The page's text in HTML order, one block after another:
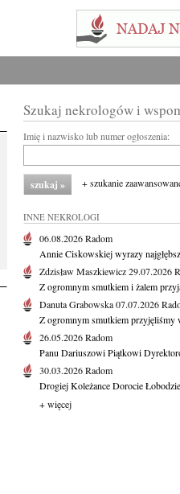
Szukaj nekrologów i
Imię i nazwisko lub numer ogłoszenia:
+ szukanie
INNE NEKROLOGI
06.08.2026Radom
Annie Ciskowskiej wyrazy
Zdzisław Maszkiewicz29.07.2026
Z ogromnym smutkiem i żalem
Danuta Grabowska07.07.2026
Z ogromnym smutkiem przyjęliśmy
26.05.2026Radom
Panu Dariuszowi Piątkowi
30.03.2026Radom
Drogiej Koleżance Dorocie
+ więcej